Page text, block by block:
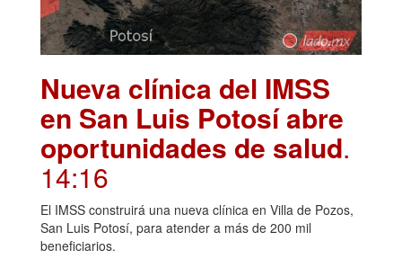
Nueva clínica del IMSS
en San Luis Potosí abre
oportunidades de salud.
14:16
El IMSS construirá una nueva clínica en Villa de Pozos,
San Luis Potosí, para atender a más de 200 mil
beneficiarios.